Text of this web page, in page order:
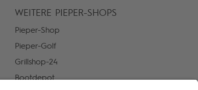
WEITERE PIEPER-SHOPS
Pieper-Shop
Pieper-Golf
Grillshop-24
Bootdepot